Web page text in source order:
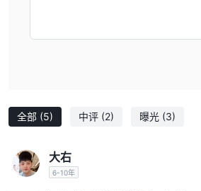
全部 (5) 中评 (2) 曝光 (3)
大右
6-10年